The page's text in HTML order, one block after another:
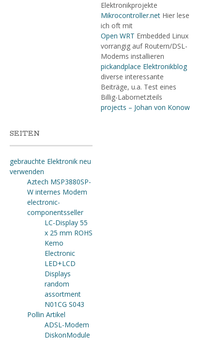
Elektronikprojekte
Mikrocontroller.netHier lese
ich oft mit
Open WRT Embedded Linux
vorrangig auf Routern/DSL-
Modems installieren
pickandplace Elektronikblog
diverse interessante
Beiträge, u.a. Test eines
Billig-Labornetzteils
projects – Johan von Konow
SEITEN
gebrauchte Elektronik neu
verwenden
Aztech MSP3880SP-
W internes Modem
electronic-
componentsseller
LC-Display 55
x 25 mm ROHS
Kemo
Electronic
LED+LCD
Displays
random
assortment
N01CG S043
Pollin Artikel
ADSL-Modem
DiskonModule